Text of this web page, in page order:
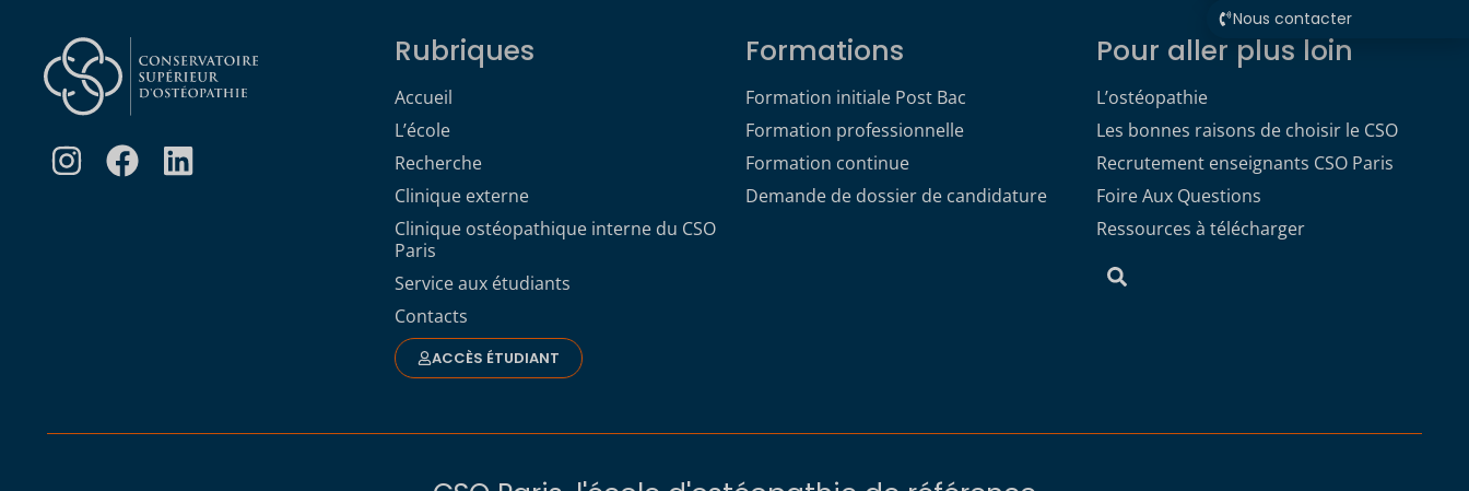
Nous contacter
Rubriques
Accueil
L’école
Recherche
Clinique externe
Clinique ostéopathique interne du CSO
Paris
Service aux étudiants
Contacts
ACCÈS ÉTUDIANT
Formations
Formation initiale Post Bac
Formation professionnelle
Formation continue
Demande de dossier de candidature
Pour aller plus loin
L’ostéopathie
Les bonnes raisons de choisir le CSO
Recrutement enseignants CSO Paris
Foire Aux Questions
Ressources à télécharger